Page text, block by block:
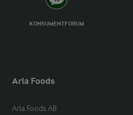
KONSUMENTFORUM
Arla Foods
Arla Foods AB